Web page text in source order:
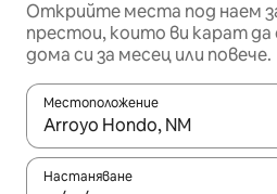
Открийте места под наем
престои, които ви карат
дома си за месец или повече.
Местоположение
Когато резултатите се
Настаняване